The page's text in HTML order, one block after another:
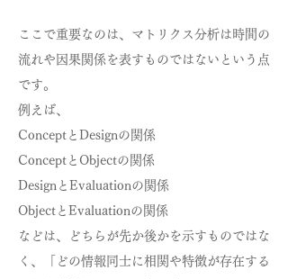
ここで重要なのは、マトリクス分析は時間の
流れや因果関係を表すものではないという点
です。
例えば、
ConceptとDesignの関係
ConceptとObjectの関係
DesignとEvaluationの関係
ObjectとEvaluationの関係
などは、どちらが先か後かを示すものではな
く、「どの情報同士に相関や特徴が存在する